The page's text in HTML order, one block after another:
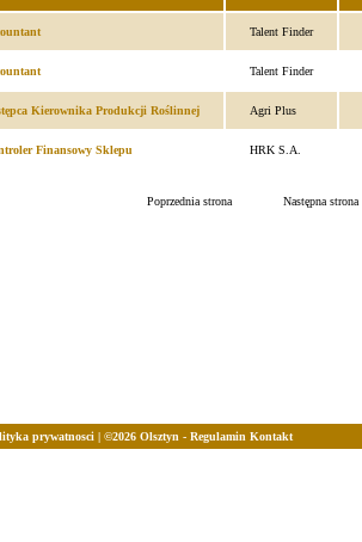
Talent Finder
Talent Finder
Kierownika Produkcji Roślinnej Agri Plus
Finansowy Sklepu HRK S.A.
Poprzednia strona Następna strona
prywatnosci| ©2026 Olsztyn - Regulamin Kontakt